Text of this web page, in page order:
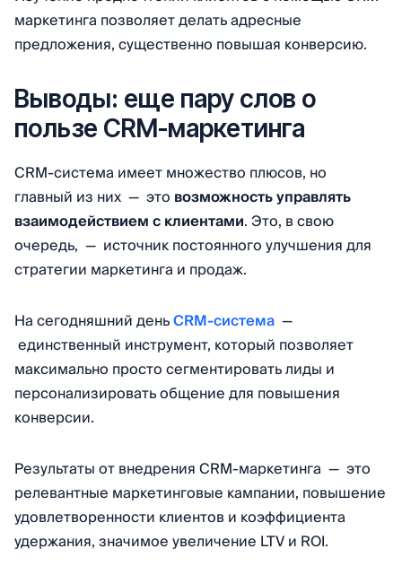
маркетинга позволяет делать адресные
предложения, существенно повышая конверсию.
Выводы: еще пару слов о
пользе CRM-маркетинга
CRM-система имеет множество плюсов, но
главный из них — это возможность управлять
взаимодействием с клиентами. Это, в свою
очередь, — источник постоянного улучшения для
стратегии маркетинга и продаж.
На сегодняшний деньCRM-система —
единственный инструмент, который позволяет
максимально просто сегментировать лиды и
персонализировать общение для повышения
конверсии.
Результаты от внедрения CRM-маркетинга — это
релевантные маркетинговые кампании, повышение
удовлетворенности клиентов и коэффициента
удержания, значимое увеличение LTV и ROI.